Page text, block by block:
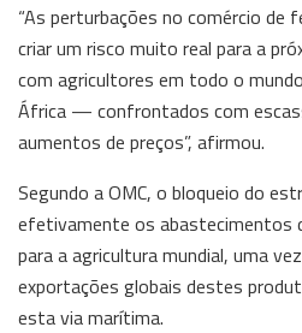
“As perturbações no comércio
criar um risco muito real para a
com agricultores em todo o
África — confrontados com
aumentos de preços”, afirmou.
Segundo a OMC, o bloqueio do
efetivamente os abastecimentos
para a agricultura mundial, uma
exportações globais destes
esta via marítima.